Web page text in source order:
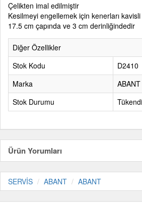
Çelikten imal edilmiştir
Kesilmeyi engellemek için kenerları
17.5 cm çapında ve 3 cm derinliğindedir
Diğer Özellikler
Stok Kodu
D2410
Marka
ABANT
Stok Durumu
Tükendi
Ürün Yorumları
SERVİS ABANT ABANT